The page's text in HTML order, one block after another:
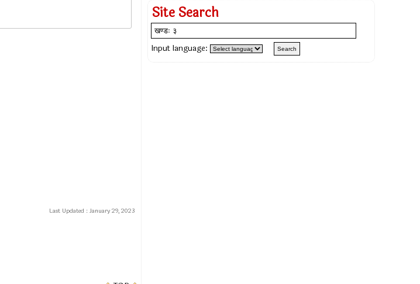
Last Updated : January 29, 2023
Site Search
Input language: